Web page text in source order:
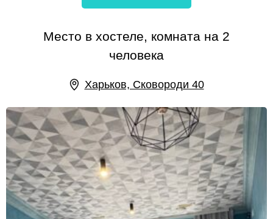
Место в хостеле, комната на 2
человека
Харьков, Сковороди 40